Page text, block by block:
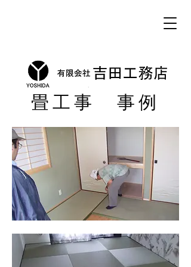
畳工事 事例